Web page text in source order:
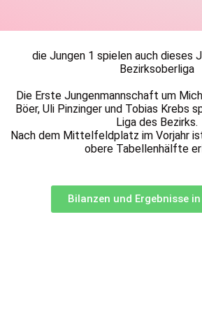
die Jungen 1 spielen auch dieses
Bezirksoberliga
Die Erste Jungenmannschaft um
Böer, Uli Pinzinger und Tobias Krebs
Liga des Bezirks.
Nach dem Mittelfeldplatz im Vorjahr
obere Tabellenhälfte
Bilanzen und Ergebnisse